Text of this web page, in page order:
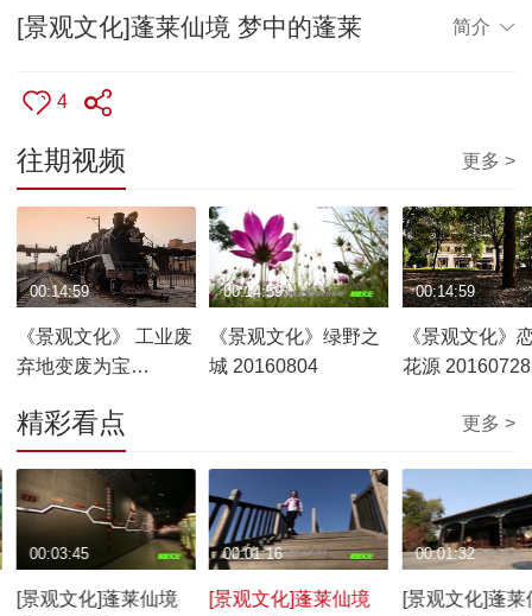
[景观文化]蓬莱仙境 梦中的蓬莱 简介
4
往期视频 更多 >
《景观文化》 工业废
弃地变废为宝
00:14:59
《景观文化》绿野之
城 20160804
00:14:59
《景观文化》
花源 20160728
00:14:59
精彩看点 更多 >
[景观文化]蓬莱仙境
00:03:45
[景观文化]蓬莱仙境
00:01:16
[景观文化]蓬莱
00:01:32